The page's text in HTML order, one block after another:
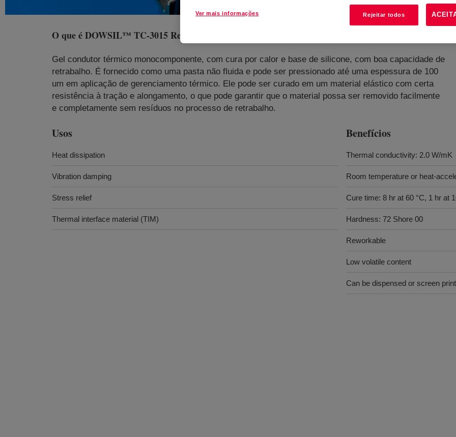
O que éDOWSIL™ TC-3015 Re-workable Thermal Gel
Gel condutor térmico monocomponente, com cura por calor e base de silicone, com boa capacidade de
retrabalho. É fornecido como uma pasta não fluida e pode ser pressionado até uma espessura de 100
um em aplicação de gerenciamento térmico. Ele pode ser curado em um material elástico com certa
resistência à tração e alongamento, o que pode garantir que o material possa ser removido facilmente
e completamente sem resíduos no processo de retrabalho.
Usos
Heat dissipation
Vibration damping
Stress relief
Thermal interface material (TIM)
Benefícios
Thermal conductivity: 2.0 W/mK
Room temperature or heat-
Cure time: 8 hr at 60 °C, 1 hr at
Hardness: 72 Shore 00
Reworkable
Low volatile content
Can be dispensed or screen
Ver mais informações Rejeitar todos